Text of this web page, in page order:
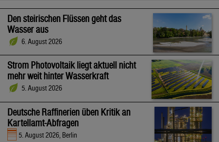
Den steirischen Flüssen geht das
Wasser aus
6. August 2026
Strom Photovoltaik liegt aktuell nicht
mehr weit hinter Wasserkraft
5. August 2026
Deutsche Raffinerien üben Kritik an
Kartellamt-Abfragen
5. August 2026, Berlin